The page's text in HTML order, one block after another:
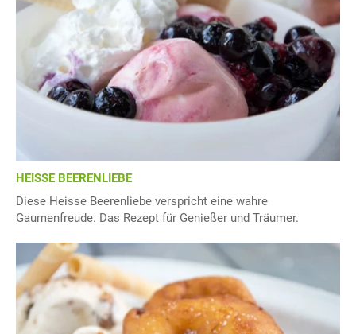
HEISSE BEERENLIEBE
Diese Heisse Beerenliebe verspricht eine wahre
Gaumenfreude. Das Rezept für Genießer und Träumer.